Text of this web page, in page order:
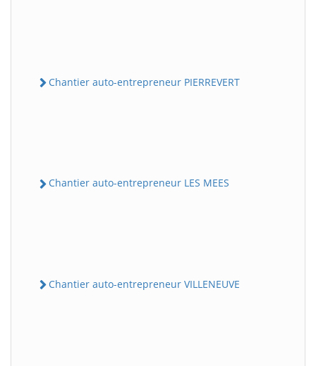
Chantier auto-entrepreneur PIERREVERT
Chantier auto-entrepreneur LES MEES
Chantier auto-entrepreneur VILLENEUVE